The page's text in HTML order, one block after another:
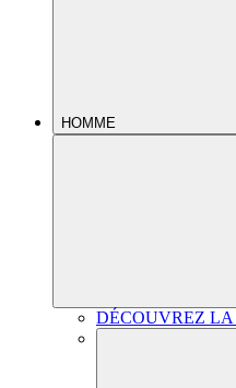
HOMME
DÉCOUVREZ